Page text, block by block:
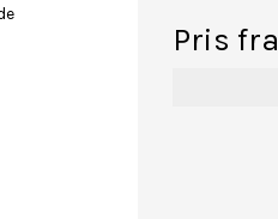
Pris fra